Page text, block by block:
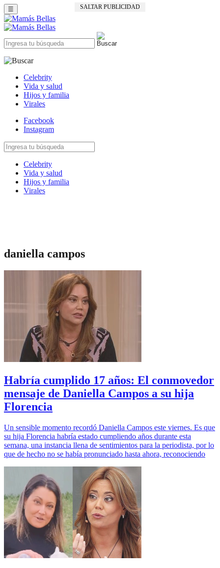
SALTAR PUBLICIDAD
☰
Celebrity
Vida y salud
Hijos y familia
Virales
Facebook
Instagram
Celebrity
Vida y salud
Hijos y familia
Virales
daniella campos
Habría cumplido 17 años: El conmovedor
mensaje de Daniella Campos a su hija
Florencia
Un sensible momento recordó Daniella Campos este viernes. Es que
su hija Florencia habría estado cumpliendo años durante esta
semana, una instancia llena de sentimientos para la periodista, por lo
que de hecho no se había pronunciado hasta ahora, reconociendo